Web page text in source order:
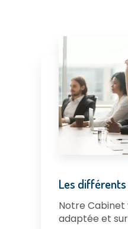
Les
Notre Cabinet
adaptée et sur